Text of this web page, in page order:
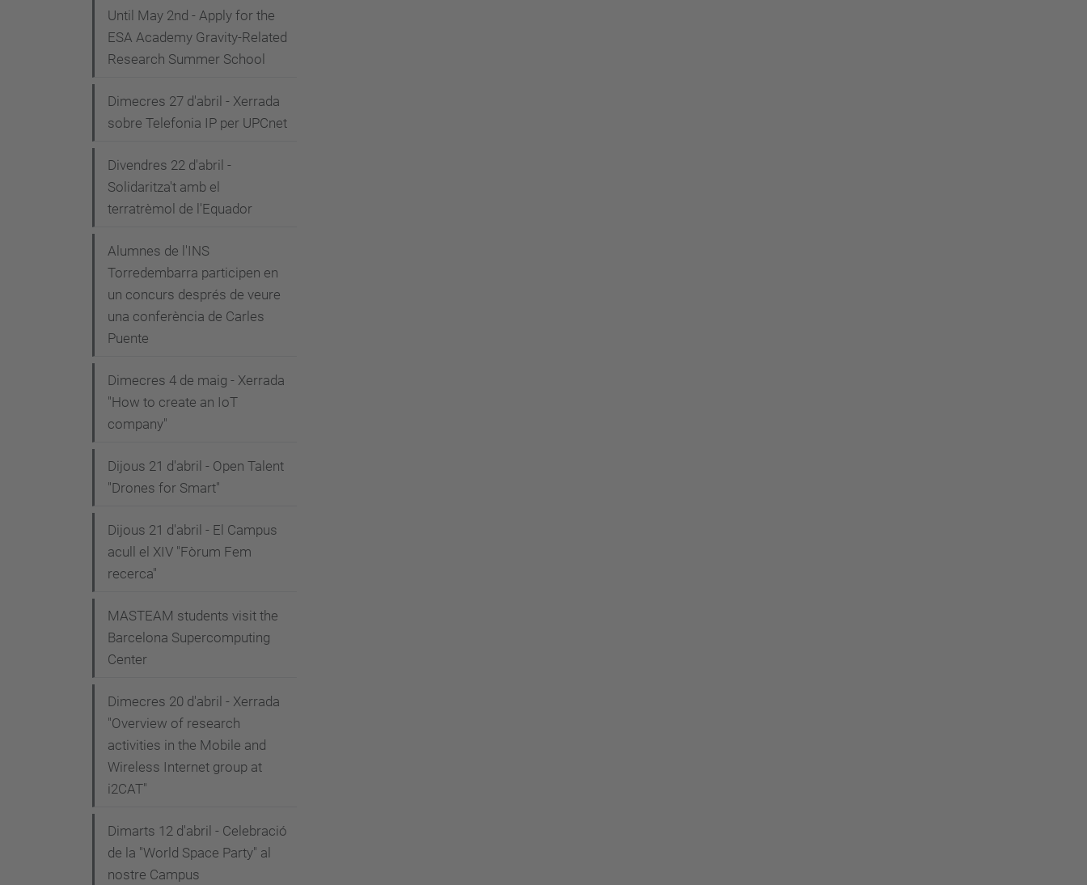
Until May 2nd - Apply for the
ESA Academy Gravity-Related
Research Summer School
Dimecres 27 d'abril - Xerrada
sobre Telefonia IP per UPCnet
Divendres 22 d'abril -
Solidaritza't amb el
terratrèmol de l'Equador
Alumnes de l'INS
Torredembarra participen en
un concurs després de veure
una conferència de Carles
Puente
Dimecres 4 de maig - Xerrada
"How to create an IoT
company"
Dijous 21 d'abril - Open Talent
"Drones for Smart"
Dijous 21 d'abril - El Campus
acull el XIV "Fòrum Fem
recerca"
MASTEAM students visit the
Barcelona Supercomputing
Center
Dimecres 20 d'abril - Xerrada
"Overview of research
activities in the Mobile and
Wireless Internet group at
i2CAT"
Dimarts 12 d'abril - Celebració
de la "World Space Party" al
nostre Campus